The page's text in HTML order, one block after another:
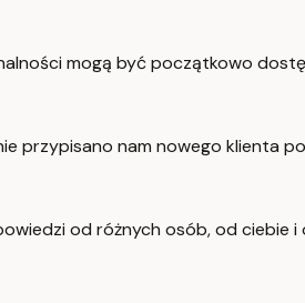
mogą być początkowo
przypisano nam nowego klienta
od różnych osób, od ciebie